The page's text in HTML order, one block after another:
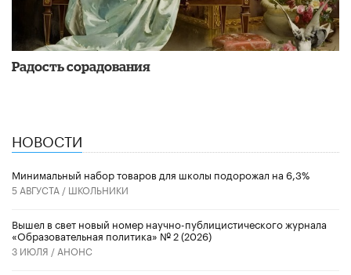
Радость сорадования
НОВОСТИ
Минимальный набор товаров для школы подорожал на 6,3%
5 АВГУСТА / ШКОЛЬНИКИ
Вышел в свет новый номер научно-публицистического журнала
«Образовательная политика» № 2 (2026)
3 ИЮЛЯ / АНОНС